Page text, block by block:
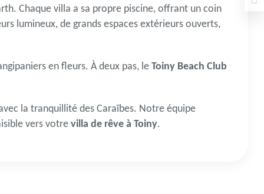
Chaque villa a sa propre piscine, offrant un coin
lumineux, de grands espaces extérieurs ouverts,
en fleurs. À deux pas, le Toiny Beach Club
la tranquillité des Caraïbes. Notre équipe
vers votre villa de rêve à Toiny.